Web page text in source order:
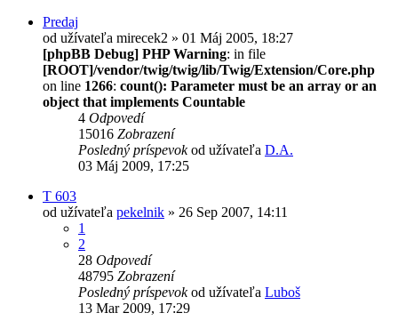
Predaj
od užívateľa mirecek2 » 01 Máj 2005, 18:27
[phpBB Debug] PHP Warning: in file
[ROOT]/vendor/twig/twig/lib/Twig/Extension/Core.php
on line 1266: count(): Parameter must be an array or an
object that implements Countable
4 Odpovedí
15016 Zobrazení
Posledný príspevokod užívateľa D.A.
03 Máj 2009, 17:25
T 603
od užívateľa pekelnik » 26 Sep 2007, 14:11
1
2
28 Odpovedí
48795 Zobrazení
Posledný príspevokod užívateľa Luboš
13 Mar 2009, 17:29